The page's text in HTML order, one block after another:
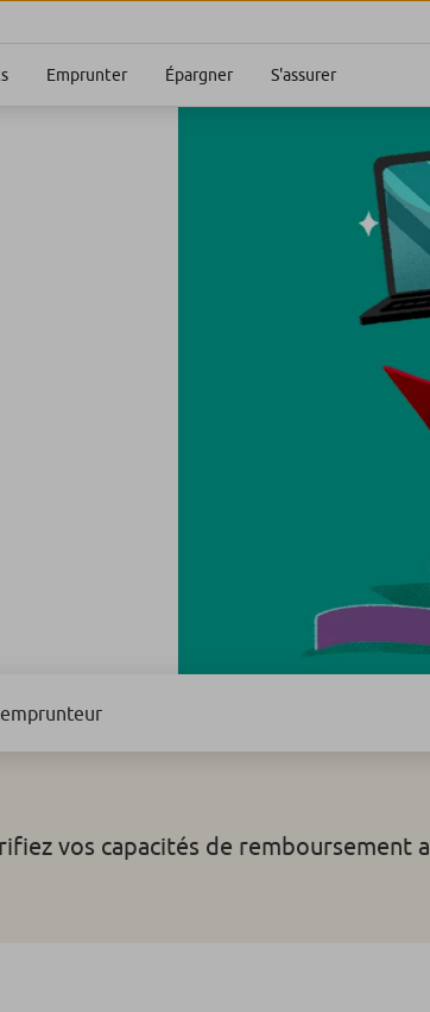
Emprunter Épargner S'assurer
vos capacités de remboursement